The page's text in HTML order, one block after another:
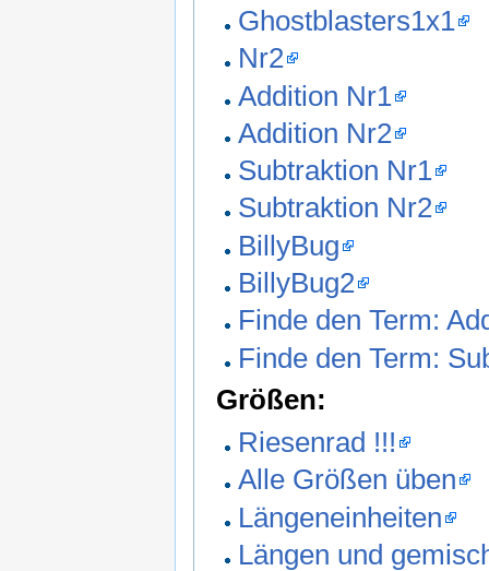
Ghostblasters1x1
Nr2
Addition Nr1
Addition Nr2
Subtraktion Nr1
Subtraktion Nr2
BillyBug
BillyBug2
Finde den Term:
Finde den Term:
Größen:
Riesenrad !!!
Alle Größen üben
Längeneinheiten
Längen und